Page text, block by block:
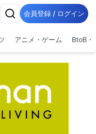
会員登録 / ログイン
アニメ・ゲーム BtoB・